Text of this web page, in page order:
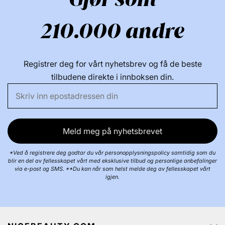
210.000 andre
Registrer deg for vårt nyhetsbrev og få de beste
tilbudene direkte i innboksen din.
Meld meg på nyhetsbrevet
*Ved å registrere deg godtar du vår personopplysningspolicy samtidig som du
blir en del av fellesskapet vårt med eksklusive tilbud og personlige anbefalinger
via e-post og SMS. **Du kan når som helst melde deg av fellesskapet vårt
igjen.